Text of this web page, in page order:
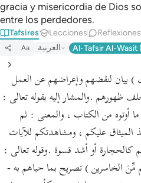
gracia y misericordia de Dios
entre los perdedores.
Tafsires Lecciones
Aa العربية Al-Tafsir Al-Wasit
) بيان لنقضهم وإعراضهم عن العمل
ظهورهم .والمشار إليه بقوله تعالى :
أوتوه من الكتاب ، والمعنى : ثم
عليكم ، ومشاهدتكم للآيات
كالحجارة أو أشد قسوة .وقوله تعالى :
مِّنَ الخاسرين ) تصريح بما حباهم به -